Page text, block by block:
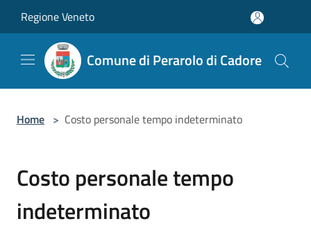
Regione Veneto
Comune di Perarolo di Cadore
Home > Costo personale tempo indeterminato
Costo personale tempo
indeterminato